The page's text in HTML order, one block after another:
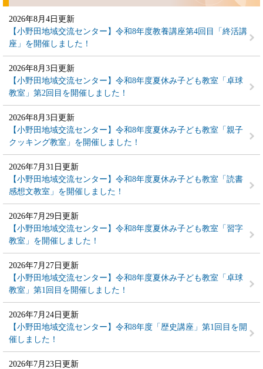
2026年8月4日更新
【小野田地域交流センター】令和8年度教養講座第4回目「終活講
座」を開催しました！
2026年8月3日更新
【小野田地域交流センター】令和8年度夏休み子ども教室「卓球
教室」第2回目を開催しました！
2026年8月3日更新
【小野田地域交流センター】令和8年度夏休み子ども教室「親子
クッキング教室」を開催しました！
2026年7月31日更新
【小野田地域交流センター】令和8年度夏休み子ども教室「読書
感想文教室」を開催しました！
2026年7月29日更新
【小野田地域交流センター】令和8年度夏休み子ども教室「習字
教室」を開催しました！
2026年7月27日更新
【小野田地域交流センター】令和8年度夏休み子ども教室「卓球
教室」第1回目を開催しました！
2026年7月24日更新
【小野田地域交流センター】令和8年度「歴史講座」第1回目を開
催しました！
2026年7月23日更新